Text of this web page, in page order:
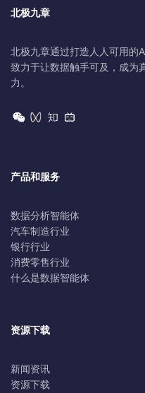
北极九章
北极九章通过打造人人可用的
致力于让数据触手可及，成为
力。
产品和服务
数据分析智能体
汽车制造行业
银行行业
消费零售行业
什么是数据智能体
资源下载
新闻资讯
资源下载